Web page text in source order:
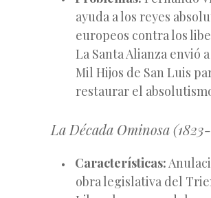
ayuda a los reyes
europeos contra los
La Santa Alianza envió
Mil Hijos de San Luis
restaurar el
La Década Ominosa
Características:
obra legislativa del